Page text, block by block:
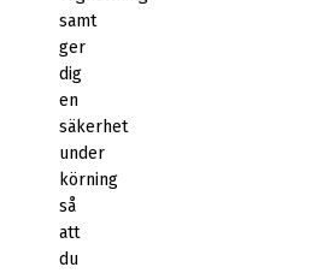
samt
ger
dig
en
säkerhet
under
körning
så
att
du